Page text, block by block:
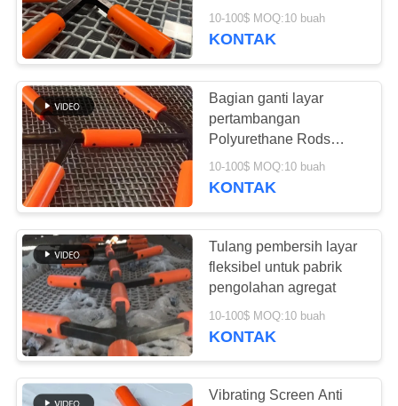
Filter Industri
80
Pompa Sentrifugal
Industri
Penyaringan Batubara
10-100$ MOQ:10 buah
KONTAK
Bagian ganti layar
pertambangan
Polyurethane Rods
Dekob
10-100$ MOQ:10 buah
KONTAK
Tulang pembersih layar
fleksibel untuk pabrik
pengolahan agregat
10-100$ MOQ:10 buah
KONTAK
Vibrating Screen Anti